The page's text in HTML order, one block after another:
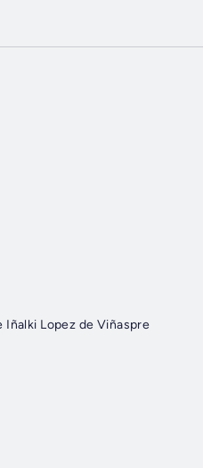
Iñalki Lopez de Viñaspre